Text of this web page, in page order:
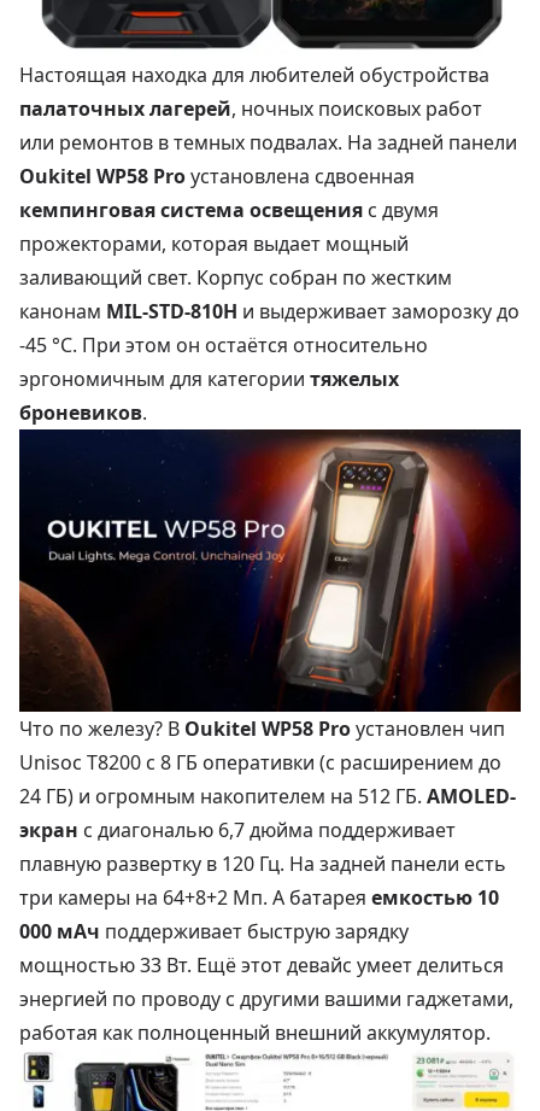
Настоящая находка для любителей обустройства
палаточных лагерей, ночных поисковых работ
или ремонтов в темных подвалах. На задней панели
Oukitel WP58 Proустановлена сдвоенная
кемпинговая система освещения с двумя
прожекторами, которая выдает мощный
заливающий свет. Корпус собран по жестким
канонам MIL-STD-810H и выдерживает заморозку до
-45 °C. При этом он остаётся относительно
эргономичным для категории тяжелых
броневиков.
Что по железу? В Oukitel WP58 Proустановлен чип
Unisoc T8200 с 8 ГБ оперативки (с расширением до
24 ГБ) и огромным накопителем на 512 ГБ. AMOLED-
экран с диагональю 6,7 дюйма поддерживает
плавную развертку в 120 Гц. На задней панели есть
три камеры на 64+8+2 Мп. А батарея емкостью 10
000 мАч поддерживает быструю зарядку
мощностью 33 Вт. Ещё этот девайс умеет делиться
энергией по проводу с другими вашими гаджетами,
работая как полноценный внешний аккумулятор.